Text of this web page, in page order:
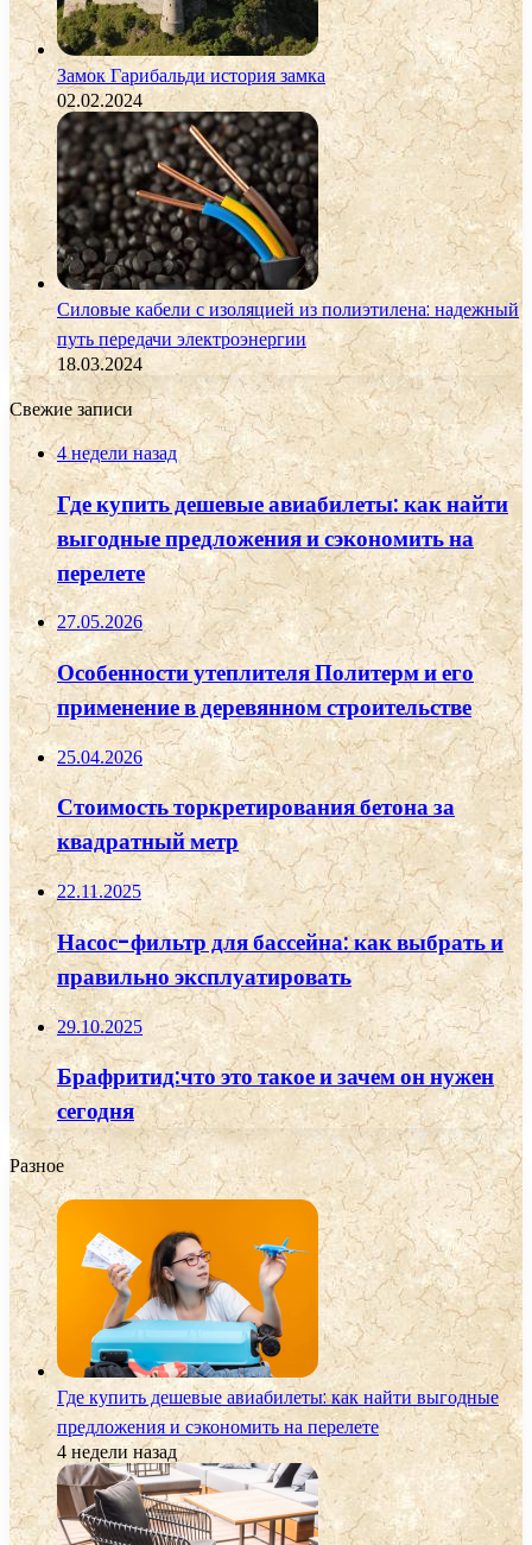
Замок Гарибальди история замка
02.02.2024
Силовые кабели с изоляцией из полиэтилена: надежный
путь передачи электроэнергии
18.03.2024
Свежие записи
4 недели назад
Где купить дешевые авиабилеты: как найти
выгодные предложения и сэкономить на
перелете
27.05.2026
Особенности утеплителя Политерм и его
применение в деревянном строительстве
25.04.2026
Стоимость торкретирования бетона за
квадратный метр
22.11.2025
Насос-фильтр для бассейна: как выбрать и
правильно эксплуатировать
29.10.2025
Брафритид:что это такое и зачем он нужен
сегодня
Разное
Где купить дешевые авиабилеты: как найти выгодные
предложения и сэкономить на перелете
4 недели назад